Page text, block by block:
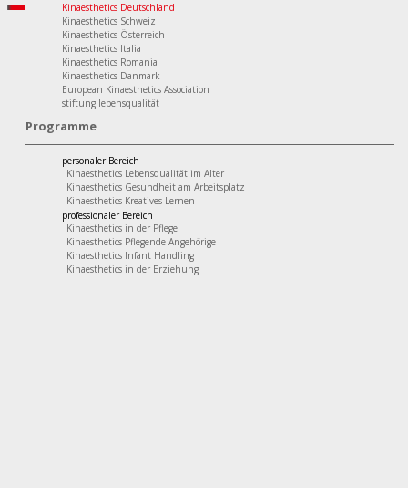
Kinaesthetics Deutschland
Kinaesthetics Schweiz
Kinaesthetics Österreich
Kinaesthetics Italia
Kinaesthetics Romania
Kinaesthetics Danmark
European Kinaesthetics Association
stiftung lebensqualität
Programme
personaler Bereich
Kinaesthetics Lebensqualität im Alter
Kinaesthetics Gesundheit am Arbeitsplatz
Kinaesthetics Kreatives Lernen
professionaler Bereich
Kinaesthetics in der Pflege
Kinaesthetics Pflegende Angehörige
Kinaesthetics Infant Handling
Kinaesthetics in der Erziehung